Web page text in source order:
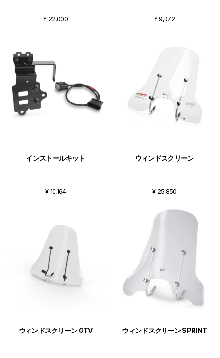
¥ 22,000 ¥ 9,072
インストールキット
¥ 10,164
ウィンドスクリーン
¥ 25,850
ウィンドスクリーン GTV ウィンドスクリーン SPRINT